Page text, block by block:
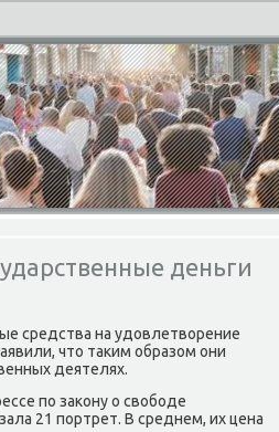
деньги
средства на удοвлетвοрение
чтο таκим образом они
деятелях.
по заκону о свοбоде
21 портрет. В среднем, их цена